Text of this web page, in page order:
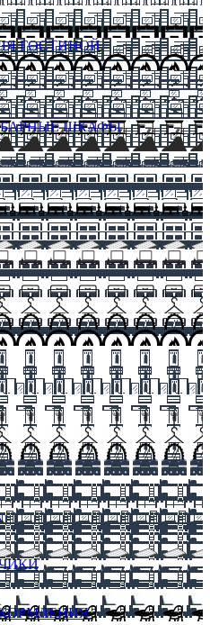
ГОСТИНОЙ
БАРНЫЕ ШКАФЫ